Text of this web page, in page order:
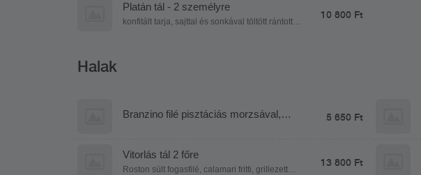
Platán tál - 2 személyre
konfitált tarja, sajttal és sonkával töltött rántott
10 800 Ft
Halak
Branzino filé pisztáciás morzsával,
5 650 Ft
Vitorlás tál 2 főre
Roston sült fogasfilé, calamari fritti, grillezett
13 800 Ft